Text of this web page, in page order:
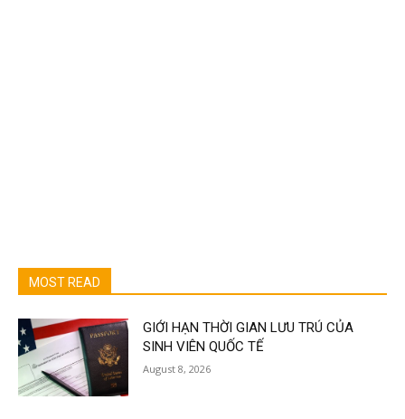
MOST READ
GIỚI HẠN THỜI GIAN LƯU TRÚ CỦA
SINH VIÊN QUỐC TẾ
August 8, 2026